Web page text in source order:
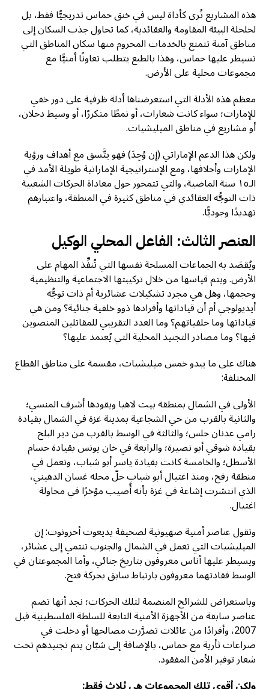
هذه المشاريع تُرى كأداة ليس في خنق حماس تدريجيًّا فقط، بل
لخلخلة البيئة المقاومة والعقائدية، كما تحاول جذب السكان إلى
مناطق آمنة تتمتع بالخدمات المحروم منها سكان المناطق التي
تسيطر عليها حماس، وهذا بالطبع يتطلب تعاونًا أمنيًّا مع
مجموعات محلية على الأرض.
معظم هذه الأدلة التي استعرضناها أدلة ظرفية على دور خفي
للإمارات؛ سواء كانت شعارات، أو نمطًا متكررًا، أو وسيط دحلان،
أو مشاريع في مناطق الميليشيات.
ولكن هذا الدعم الإماراتي (إن وُجِدَ) فهو يتَّسق مع أهداف ورؤية
الإمارات وأحلافها، ومع الإستراتيجية الإماراتية طويلة الأمد في
الـ١٥ سنة الماضية، والتي تتمحور حول معاداة الحركات الشعبية
ذات التوجُّه العقائدي في مناطق كثيرة في المنطقة، واعتبارهم
تهديدًا وجوديًّا.
العنصر الثالث: الفاعل المحلي الوكيل
ويُقصَد به الجماعات المسلحة نفسها التي تُنفِّذ المهام على
الأرض. ويتم قياسها من خلال تركيبتها الاجتماعية والتنظيمية
وحجمها، وهل هي مجرد تشكيلات عشائرية أم ذات توجُّه
أيديولوجي أم أن قياداتها وأفرادها ذوو خلفية جنائية؟ ومن هي
قياداتها وما خلفياتهم؟ وما العدد التقريبي للمقاتلين المنضوين
فيها؟ وما مصادر التجنيد المحلية التي يُعتمد عليها؟
هناك على ما يبدو خمس ميليشيات، مقسمة على مناطق القطاع
المختلفة:
الأولى في الشمال بمنطقة بيت لاهيا ويقودها أشرف المنسي؛
والثانية بالقرب من حي الشجاعية بمدينة غزة في الشمال بقيادة
رامي عدنان حلس؛ والثالثة في الوسط بالقرب من دير البلح
بقيادة شوقي أبو نصيرة؛ والرابعة في خان يونس بقيادة حسام
الأسطل؛ والخامسة كانت بقيادة ياسر أبو شباب، وتعمل في
منطقة رفح، ومنذ اغتيال أبو شباب حلّ محله غسان الدهيني،
الذي انتشرت إشاعة في غزة بأنه أُصيب مؤخرًا في محاولة
اغتيال.
وتقول عناصر أمنية صهيونية لصحيفة يديعوت أحرونوت: إن
الميليشيات التي تعمل في الشمال والجنوب تنتمي إلى عشائر،
ويسيطر عليها أناس معروفون بتاريخ جنائي، وأما المجموعتان في
الوسط فقادتهما معروفون بارتباط سابق بحركة فتح.
وباستعراض للشرائح المنضمة لتلك الحركات؛ نجد أنها تضم
عناصر سابقة من الأجهزة الأمنية التابعة للسلطة الفلسطينية قبل
2007، وأفرادًا من عائلات تضرَّرت مصالحها أو دخلت في
صراعات ثأرية مع حماس، بالإضافة إلى شبّان يتم تجنيدهم تحت
شعار توفير الأمن المفقود.